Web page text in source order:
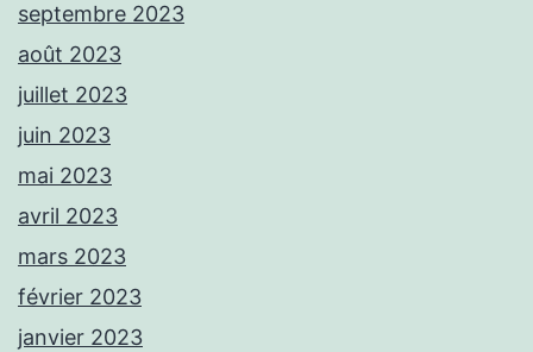
septembre 2023
août 2023
juillet 2023
juin 2023
mai 2023
avril 2023
mars 2023
février 2023
janvier 2023